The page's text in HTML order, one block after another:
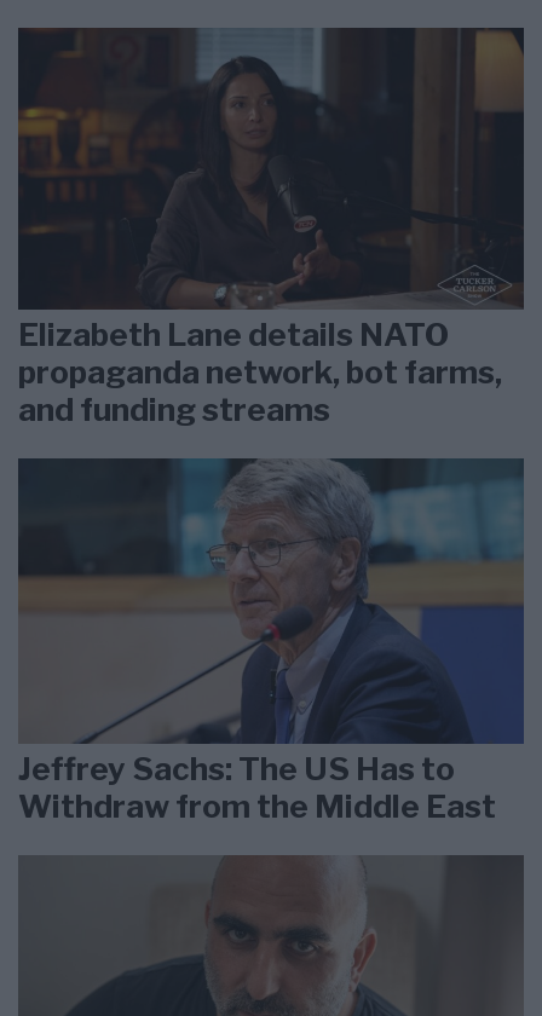
Elizabeth Lane details NATO
propaganda network, bot farms,
and funding streams
Jeffrey Sachs: The US Has to
Withdraw from the Middle East